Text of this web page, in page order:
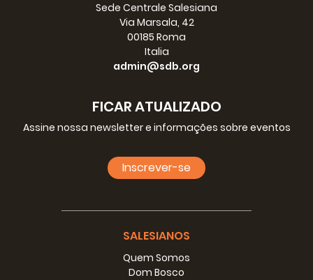
Sede Centrale Salesiana
Via Marsala, 42
00185 Roma
Italia
admin@sdb.org
FICAR ATUALIZADO
Assine nossa newsletter e informações sobre eventos
Inscrever-se
SALESIANOS
Quem Somos
Dom Bosco